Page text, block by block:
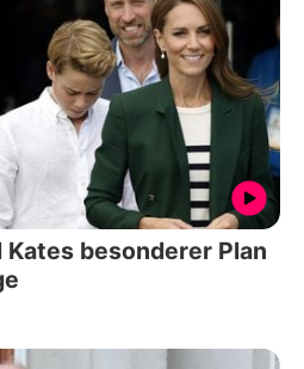
besonderer Plan